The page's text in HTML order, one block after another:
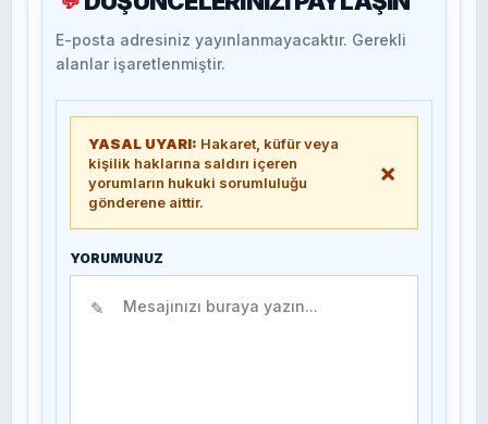
E-posta adresiniz yayınlanmayacaktır. Gerekli
alanlar işaretlenmiştir.
YASAL UYARI: Hakaret, küfür veya
kişilik haklarına saldırı içeren
yorumların hukuki sorumluluğu
gönderene aittir.
×
YORUMUNUZ
✎